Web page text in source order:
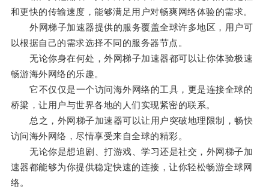
和更快的传输速度，能够满足用户对畅爽网络体验的需求。
外网梯子加速器提供的服务覆盖全球许多地区，用户可
以根据自己的需求选择不同的服务器节点。
无论你身在何处，外网梯子加速器都可以让你体验极速
畅游海外网络的乐趣。
它不仅仅是一个访问海外网络的工具，更是连接全球的
桥梁，让用户与世界各地的人们实现紧密的联系。
总之，外网梯子加速器可以让用户突破地理限制，畅快
访问海外网络，尽情享受来自全球的精彩。
无论你是想追剧、打游戏、学习还是社交，外网梯子加
速器都能够为你提供稳定快速的连接，让你轻松畅游全球网
络。